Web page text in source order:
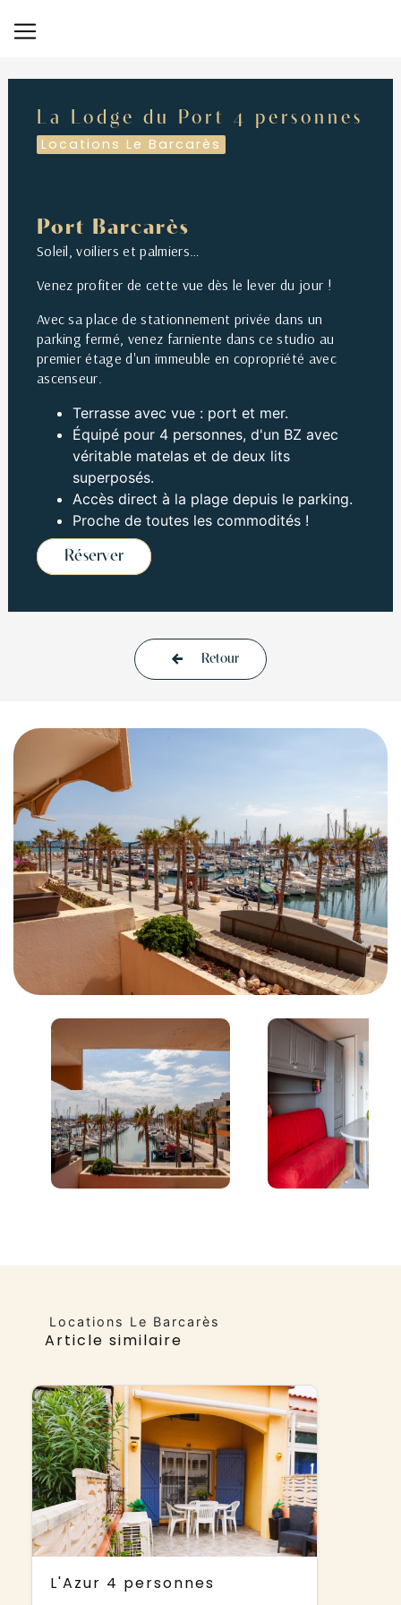
La Lodge du Port 4 personnes
Locations Le Barcarès
Port Barcarès
Soleil, voiliers et palmiers…
Venez profiter de cette vue dès le lever du jour !
Avec sa place de stationnement privée dans un
parking fermé, venez farniente dans ce studio au
premier étage d'un immeuble en copropriété avec
ascenseur.
Terrasse avec vue : port et mer.
Équipé pour 4 personnes, d'un BZ avec
véritable matelas et de deux lits
superposés.
Accès direct à la plage depuis le parking.
Proche de toutes les commodités !
Réserver
Retour
Locations Le Barcarès
Article similaire
L'Azur 4 personnes